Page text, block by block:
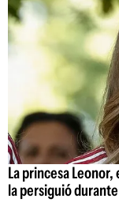
La princesa
la persiguió